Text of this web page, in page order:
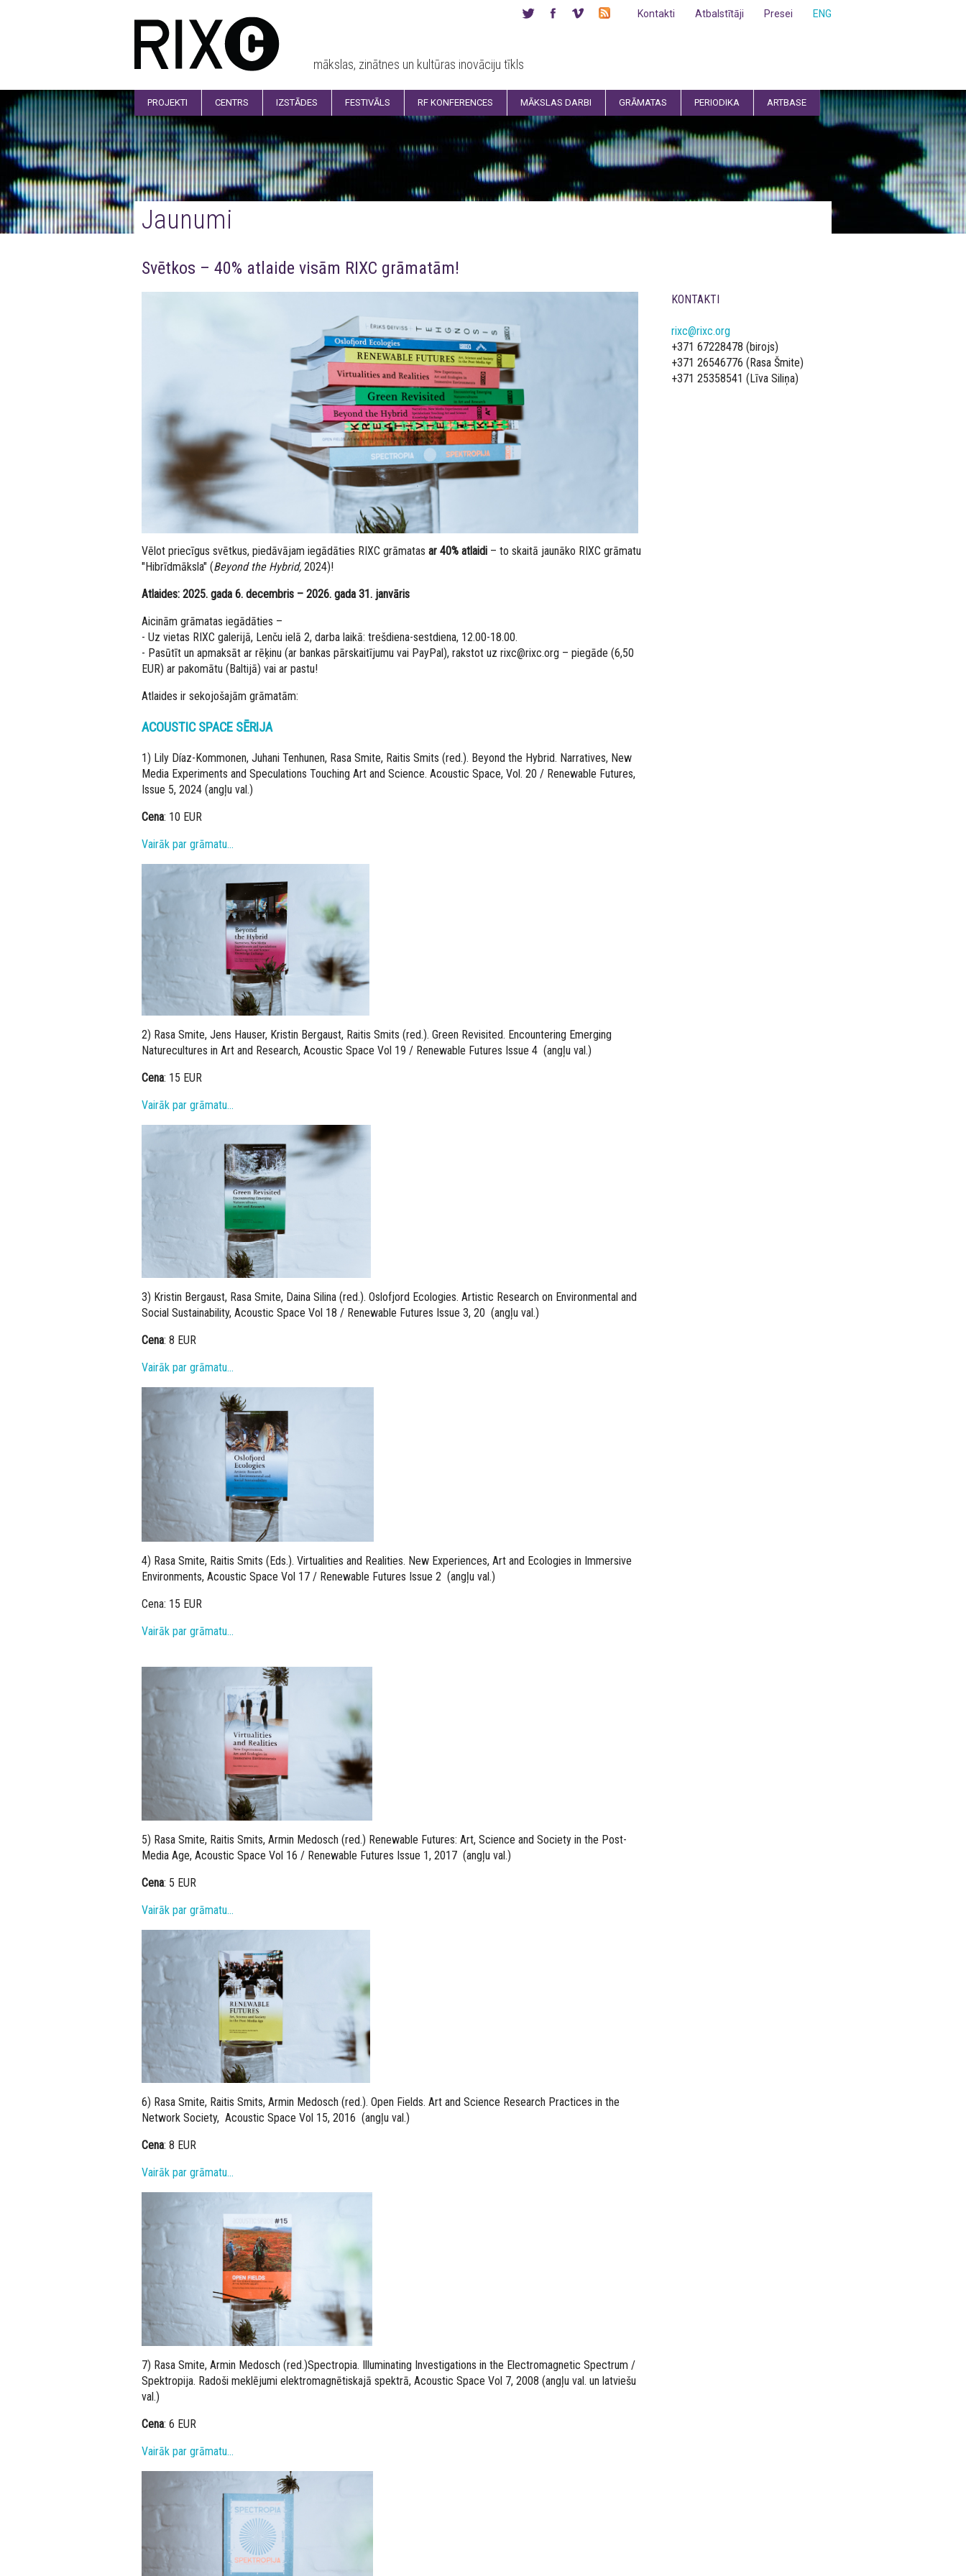
mākslas, zinātnes un kultūras inovāciju tīkls
ENG
Presei
Atbalstītāji
Kontakti
PROJEKTI CENTRS IZSTĀDES FESTIVĀLS RF KONFERENCES MĀKSLAS DARBI GRĀMATAS PERIODIKA ARTBASE
Jaunumi
Svētkos – 40% atlaide visām RIXC grāmatām!
Vēlot priecīgus svētkus, piedāvājam iegādāties RIXC grāmatas ar 40% atlaidi – to skaitā jaunāko RIXC grāmatu
"Hibrīdmāksla" (Beyond the Hybrid, 2024)!
Atlaides: 2025. gada 6. decembris – 2026. gada 31. janvāris
Aicinām grāmatas iegādāties –
- Uz vietas RIXC galerijā, Lenču ielā 2, darba laikā: trešdiena-sestdiena, 12.00-18.00.
- Pasūtīt un apmaksāt ar rēķinu (ar bankas pārskaitījumu vai PayPal), rakstot uz rixc@rixc.org – piegāde (6,50
EUR) ar pakomātu (Baltijā) vai ar pastu!
Atlaides ir sekojošajām grāmatām:
ACOUSTIC SPACE SĒRIJA
1) Lily Díaz-Kommonen, Juhani Tenhunen, Rasa Smite, Raitis Smits (red.). Beyond the Hybrid. Narratives, New
Media Experiments and Speculations Touching Art and Science. Acoustic Space, Vol. 20 / Renewable Futures,
Issue 5, 2024 (angļu val.)
Cena: 10 EUR
Vairāk par grāmatu…
2) Rasa Smite, Jens Hauser, Kristin Bergaust, Raitis Smits (red.). Green Revisited. Encountering Emerging
Naturecultures in Art and Research, Acoustic Space Vol 19 / Renewable Futures Issue 4 (angļu val.)
Cena: 15 EUR
Vairāk par grāmatu…
3) Kristin Bergaust, Rasa Smite, Daina Silina (red.). Oslofjord Ecologies. Artistic Research on Environmental and
Social Sustainability, Acoustic Space Vol 18 / Renewable Futures Issue 3, 20 (angļu val.)
Cena: 8 EUR
Vairāk par grāmatu…
4) Rasa Smite, Raitis Smits (Eds.). Virtualities and Realities. New Experiences, Art and Ecologies in Immersive
Environments, Acoustic Space Vol 17 / Renewable Futures Issue 2 (angļu val.)
Cena: 15 EUR
Vairāk par grāmatu...
5) Rasa Smite, Raitis Smits, Armin Medosch (red.) Renewable Futures: Art, Science and Society in the Post-
Media Age, Acoustic Space Vol 16 / Renewable Futures Issue 1, 2017 (angļu val.)
Cena: 5 EUR
Vairāk par grāmatu…
6) Rasa Smite, Raitis Smits, Armin Medosch (red.). Open Fields. Art and Science Research Practices in the
Network Society, Acoustic Space Vol 15, 2016 (angļu val.)
Cena: 8 EUR
Vairāk par grāmatu…
7) Rasa Smite, Armin Medosch (red.)Spectropia. Illuminating Investigations in the Electromagnetic Spectrum /
Spektropija. Radoši meklējumi elektromagnētiskajā spektrā, Acoustic Space Vol 7, 2008 (angļu val. un latviešu
val.)
Cena: 6 EUR
Vairāk par grāmatu…
KONTAKTI
rixc@rixc.org
+371 67228478 (birojs)
+371 26546776 (Rasa Šmite)
+371 25358541 (Līva Siliņa)